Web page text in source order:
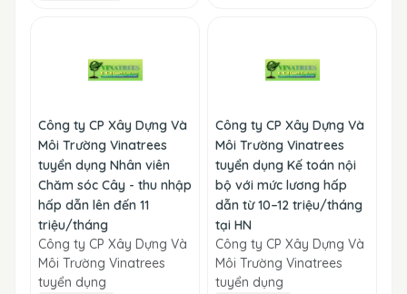
Công ty CP Xây Dựng Và
Môi Trường Vinatrees
tuyển dụng Nhân viên
Chăm sóc Cây - thu nhập
hấp dẫn lên đến 11
triệu/tháng
Công ty CP Xây Dựng Và
Môi Trường Vinatrees
tuyển dụng
Công ty CP Xây Dựng Và
Môi Trường Vinatrees
tuyển dụng Kế toán nội
bộ với mức lương hấp
dẫn từ 10–12 triệu/tháng
tại HN
Công ty CP Xây Dựng Và
Môi Trường Vinatrees
tuyển dụng